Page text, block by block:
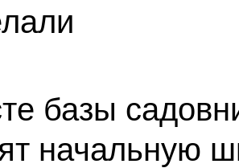
базы
начальную